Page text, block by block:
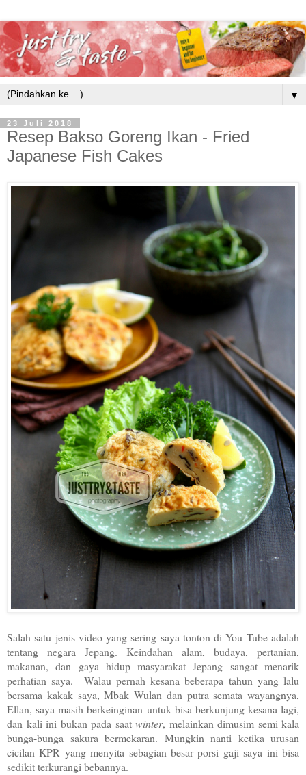
▼
23 Juli 2018
Resep Bakso Goreng Ikan - Fried
Japanese Fish Cakes
Salah satu jenis video yang sering saya tonton di You Tube adalah
tentang negara Jepang. Keindahan alam, budaya, pertanian,
makanan, dan gaya hidup masyarakat Jepang sangat menarik
perhatian saya. Walau pernah kesana beberapa tahun yang lalu
bersama kakak saya, Mbak Wulan dan putra semata wayangnya,
Ellan, saya masih berkeinginan untuk bisa berkunjung kesana lagi,
dan kali ini bukan pada saat winter, melainkan dimusim semi kala
bunga-bunga sakura bermekaran. Mungkin nanti ketika urusan
cicilan KPR yang menyita sebagian besar porsi gaji saya ini bisa
sedikit terkurangi bebannya.